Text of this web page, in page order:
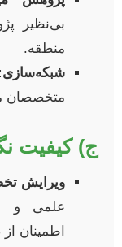
بی‌نظیر
منطقه.
متخصصان
ج) کیفیت
ویرایش
علمی و
اطمینان